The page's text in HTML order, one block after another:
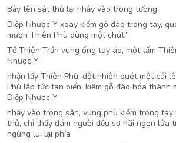
Bảy tên sát thủ lại nhảy vào trong tường.
Diệp Nhược Y xoay kiếm gỗ đào trong tay,
mượn Thiên Phù dùng một chút.”
Tề Thiên Trần vung ống tay áo, một tấm
Nhược Y
nhận lấy Thiên Phù, đột nhiên quét một cái
Phù lập tức tan biến, kiếm gỗ đào hóa thành
Diệp Nhược Y
nhảy vào trong sân, vung phù kiếm trong
thủ, chỉ thấy đám người đều sợ hãi ngọn lửa
ngừng lui lại phía